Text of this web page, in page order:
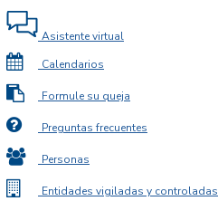
Asistente virtual
Calendarios
Formule su queja
Preguntas frecuentes
Personas
Entidades vigiladas y controladas